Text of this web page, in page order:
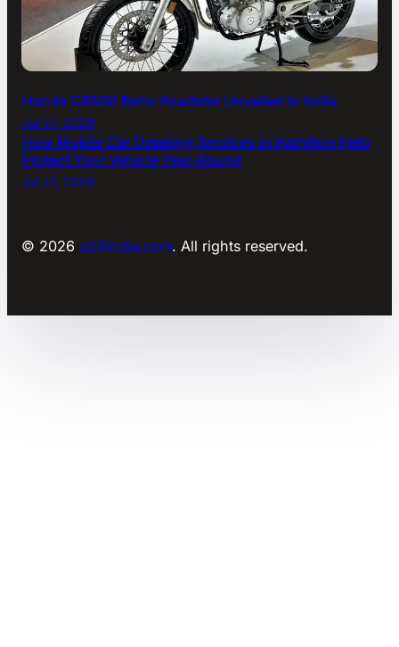
Honda CB500 Retro Roadster Unveiled in India
Jul 27, 2026
How Mobile Car Detailing Services in Hamilton Help
Protect Your Vehicle Year-Round
Jul 27, 2026
© 2026 a23india.com. All rights reserved.